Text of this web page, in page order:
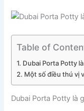
Table of
Dubai Porta Potty
Một số điều thú vị
Dubai Porta Potty là